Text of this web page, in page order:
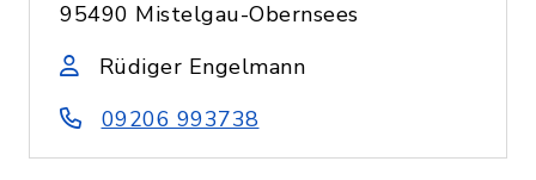
95490 Mistelgau-Obernsees
Rüdiger Engelmann
09206 993738